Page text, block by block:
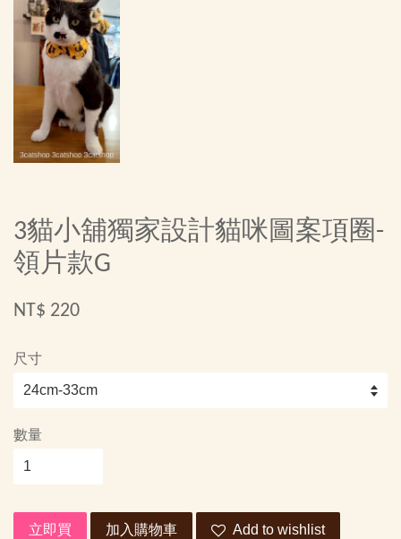
3貓小舖獨家設計貓咪圖案項圈-
領片款G
NT$ 220
尺寸
數量
立即買 加入購物車 Add to wishlist